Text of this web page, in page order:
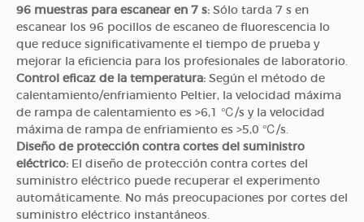
96 muestras para escanear en 7 s: Sólo tarda 7 s en
escanear los 96 pocillos de escaneo de fluorescencia lo
que reduce significativamente el tiempo de prueba y
mejorar la eficiencia para los profesionales de laboratorio.
Control eficaz de la temperatura: Según el método de
calentamiento/enfriamiento Peltier, la velocidad máxima
de rampa de calentamiento es >6,1 ℃/s y la velocidad
máxima de rampa de enfriamiento es >5,0 ℃/s.
Diseño de protección contra cortes del suministro
eléctrico: El diseño de protección contra cortes del
suministro eléctrico puede recuperar el experimento
automáticamente. No más preocupaciones por cortes del
suministro eléctrico instantáneos.